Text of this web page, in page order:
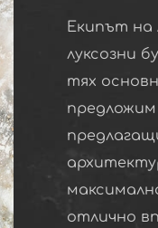
Екипът на
луксозни
тях
отлично